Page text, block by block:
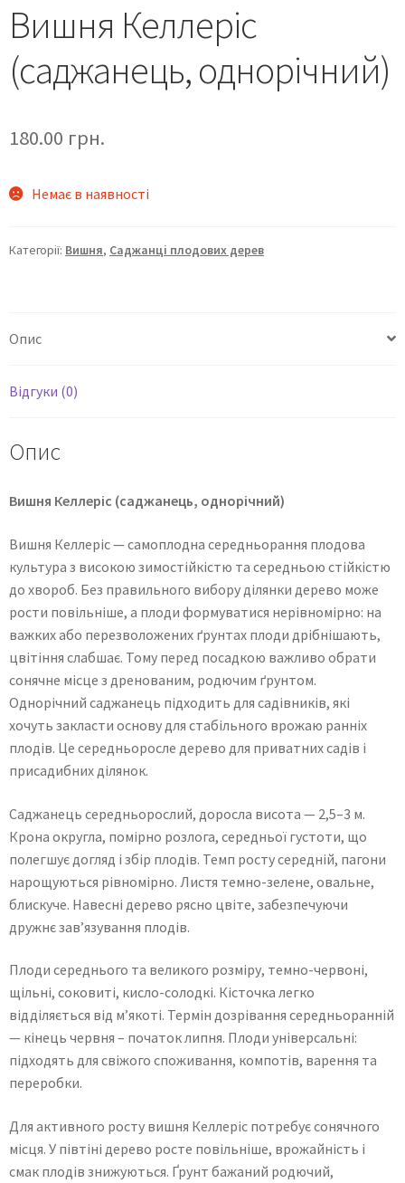
Вишня Келлеріс
(саджанець, однорічний)
180.00 грн.
Немає в наявності
Категорії: Вишня, Саджанці плодових дерев
Опис
Відгуки (0)
Опис
Вишня Келлеріс (саджанець, однорічний)
Вишня Келлеріс — самоплодна середньорання плодова
культура з високою зимостійкістю та середньою стійкістю
до хвороб. Без правильного вибору ділянки дерево може
рости повільніше, а плоди формуватися нерівномірно: на
важких або перезволожених ґрунтах плоди дрібнішають,
цвітіння слабшає. Тому перед посадкою важливо обрати
сонячне місце з дренованим, родючим ґрунтом.
Однорічний саджанець підходить для садівників, які
хочуть закласти основу для стабільного врожаю ранніх
плодів. Це середньоросле дерево для приватних садів і
присадибних ділянок.
Саджанець середньорослий, доросла висота — 2,5–3 м.
Крона округла, помірно розлога, середньої густоти, що
полегшує догляд і збір плодів. Темп росту середній, пагони
нарощуються рівномірно. Листя темно-зелене, овальне,
блискуче. Навесні дерево рясно цвіте, забезпечуючи
дружнє зав’язування плодів.
Плоди середнього та великого розміру, темно-червоні,
щільні, соковиті, кисло-солодкі. Кісточка легко
відділяється від м’якоті. Термін дозрівання середньоранній
— кінець червня – початок липня. Плоди універсальні:
підходять для свіжого споживання, компотів, варення та
переробки.
Для активного росту вишня Келлеріс потребує сонячного
місця. У півтіні дерево росте повільніше, врожайність і
смак плодів знижуються. Ґрунт бажаний родючий,